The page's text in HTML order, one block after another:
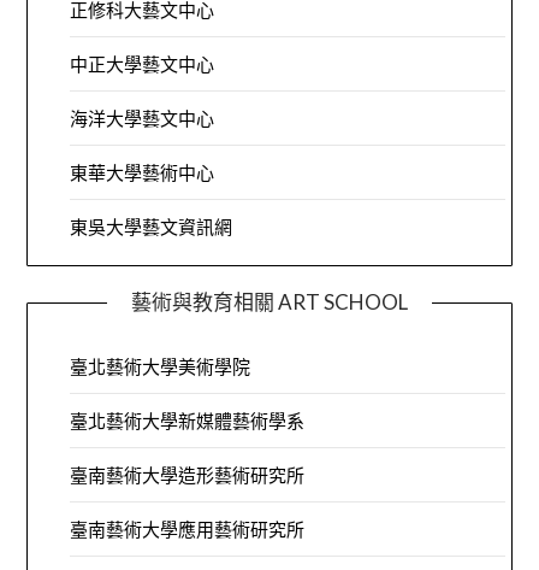
正修科大藝文中心
中正大學藝文中心
海洋大學藝文中心
東華大學藝術中心
東吳大學藝文資訊網
藝術與教育相關 ART SCHOOL
臺北藝術大學美術學院
臺北藝術大學新媒體藝術學系
臺南藝術大學造形藝術研究所
臺南藝術大學應用藝術研究所